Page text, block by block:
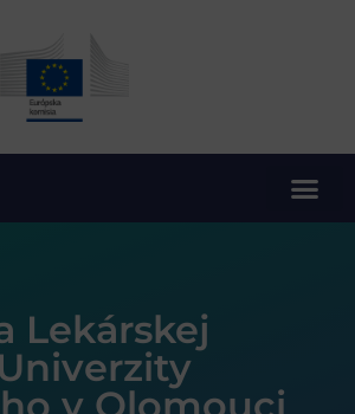
Lekárskej